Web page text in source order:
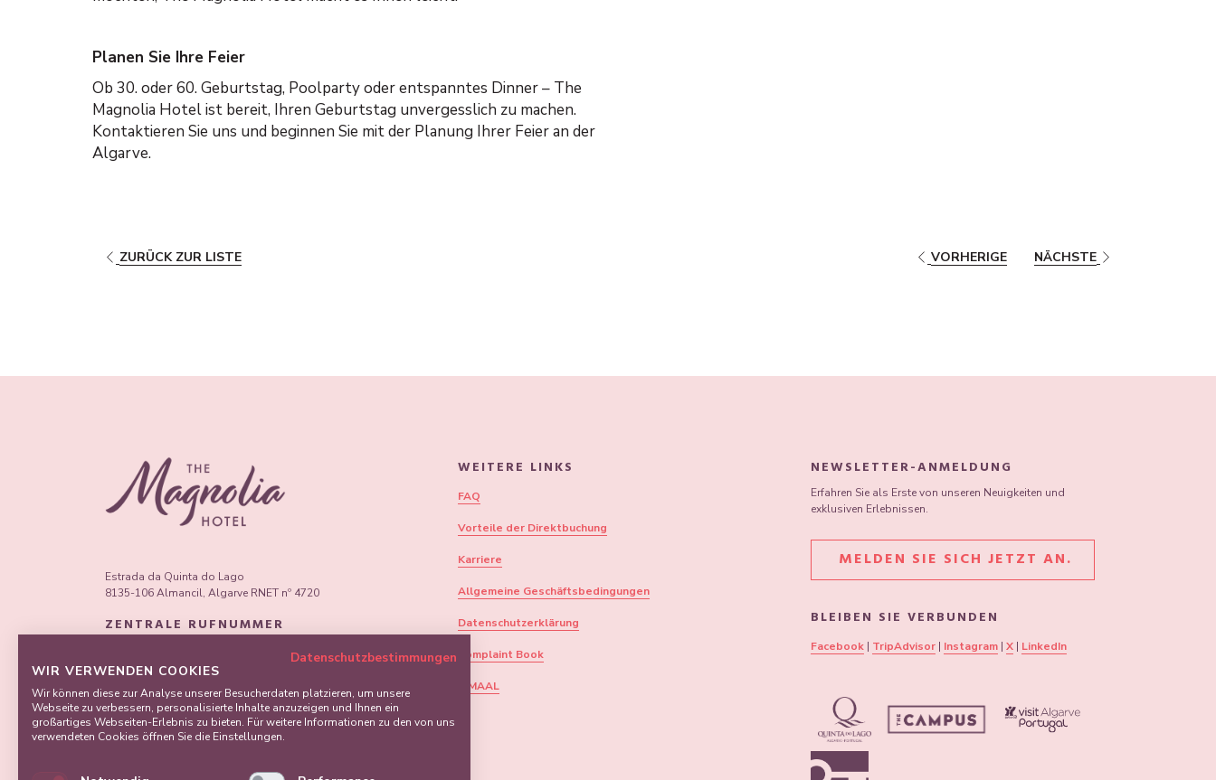
Planen Sie Ihre Feier
Ob 30. oder 60. Geburtstag, Poolparty oder entspanntes Dinner – The
Magnolia Hotel ist bereit, Ihren Geburtstag unvergesslich zu machen.
Kontaktieren Sie uns und beginnen Sie mit der Planung Ihrer Feier an der
Algarve.
ZURÜCK ZUR LISTEÖFFNET
VORHERIGE NÄCHSTE
Estrada da Quinta do Lago
8135-106 Almancil, Algarve RNET nº 4720
ZENTRALE RUFNUMMER
RESERVIERUNGEN
*T:(+351) 289 005 301
E:book@themagnoliahotelqdl.com
WEITERE LINKS
FAQ
Vorteile der Direktbuchung
Karriere
Allgemeine Geschäftsbedingungen
Datenschutzerklärung
Complaint Book
CIMAAL
NEWSLETTER-ANMELDUNG
Erfahren Sie als Erste von unseren Neuigkeiten und
exklusiven Erlebnissen.
MELDEN SIE SICH JETZT AN.
BLEIBEN SIE VERBUNDEN
Facebook| TripAdvisor| Instagram| X| LinkedIn
Datenschutzbestimmungen
WIR VERWENDEN COOKIES
Wir können diese zur Analyse unserer Besucherdaten platzieren, um unsere
Webseite zu verbessern, personalisierte Inhalte anzuzeigen und Ihnen ein
großartiges Webseiten-Erlebnis zu bieten. Für weitere Informationen zu den von uns
verwendeten Cookies öffnen Sie die Einstellungen.